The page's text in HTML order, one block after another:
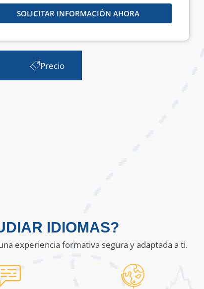
SOLICITAR INFORMACIÓN AHORA
Precio
IDIOMAS?
experiencia formativa segura y adaptada a ti.